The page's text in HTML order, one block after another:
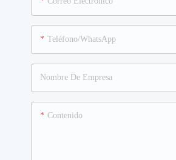
Teléfono/WhatsApp
Nombre De Empresa
Contenido